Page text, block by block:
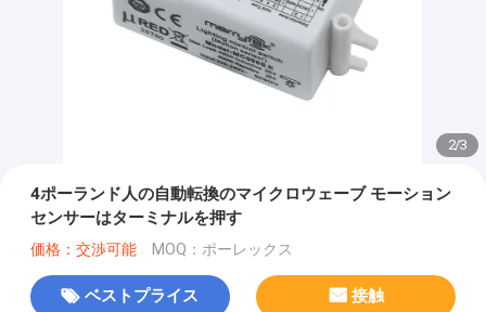
2/3
4ポーランド人の自動転換のマイクロウェーブ モーション
センサーはターミナルを押す
価格：交渉可能 MOQ：ポーレックス
ベストプライス 接触